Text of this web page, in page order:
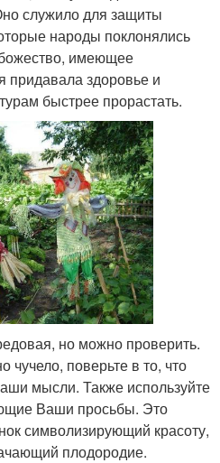
служило для защиты
народы поклонялись
имеющее
придавала здоровье и
быстрее прорастать.
но можно проверить.
чучело, поверьте в то, что
мысли. Также используйте
Ваши просьбы. Это
символизирующий красоту,
плодородие.